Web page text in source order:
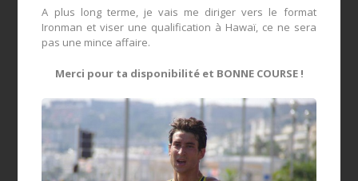
A plus long terme, je vais me diriger vers le format
Ironman et viser une qualification à Hawaï, ce ne sera
pas une mince affaire.
Merci pour ta disponibilité et BONNE COURSE !